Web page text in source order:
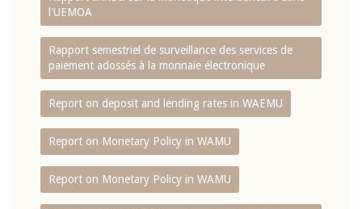
l'UEMOA
Rapport semestriel de surveillance des services de
paiement adossés à la monnaie électronique
Report on deposit and lending rates in WAEMU
Report on Monetary Policy in WAMU
Report on Monetary Policy in WAMU